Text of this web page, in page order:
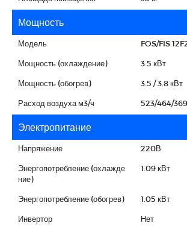
Мощность
Модель FOS/FIS
Мощность (охлаждение) 3.5 кВт
Мощность (обогрев) 3.5 / 3.8 кВт
Расход воздуха м3/ч 523/464/
Электропитание
Напряжение 220В
Энергопотребление (охлажде
ние)
1.09 кВт
Энергопотребление (обогрев) 1.05 кВт
Инвертор Нет